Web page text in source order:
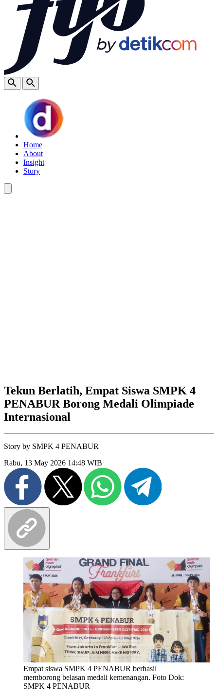
Home
About
Insight
Story
Tekun Berlatih, Empat Siswa SMPK 4
PENABUR Borong Medali Olimpiade
Internasional
Story by SMPK 4 PENABUR
Rabu, 13 May 2026 14:48 WIB
Empat siswa SMPK 4 PENABUR berhasil
memborong belasan medali kemenangan. Foto Dok:
SMPK 4 PENABUR